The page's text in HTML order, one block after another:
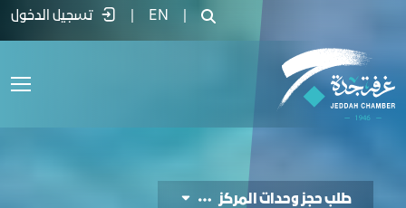
طلب حجز وحدات المركز - غرفة جدة
EN تسجيل الدخول
طلب حجز وحدات المركز